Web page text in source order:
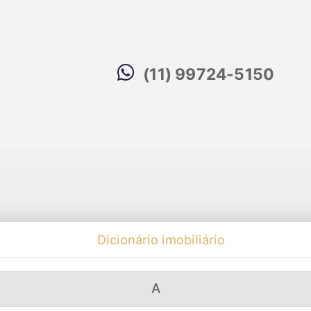
(11) 99724-5150
Dicionário imobiliário
A